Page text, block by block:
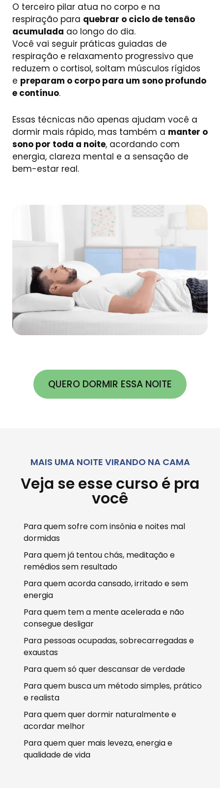
O terceiro pilar atua no corpo e na
respiração para quebrar o ciclo de tensão
acumulada ao longo do dia.
Você vai seguir práticas guiadas de
respiração e relaxamento progressivo que
reduzem o cortisol, soltam músculos rígidos
e preparam o corpo para um sono profundo
e contínuo.
Essas técnicas não apenas ajudam você a
dormir mais rápido, mas também a manter o
sono por toda a noite, acordando com
energia, clareza mental e a sensação de
bem-estar real.
QUERO DORMIR ESSA NOITE
MAIS UMA NOITE VIRANDO NA CAMA
Veja se esse curso é pra
você
Para quem sofre com insônia e noites mal
dormidas
Para quem já tentou chás, meditação e
remédios sem resultado
Para quem acorda cansado, irritado e sem
energia
Para quem tem a mente acelerada e não
consegue desligar
Para pessoas ocupadas, sobrecarregadas e
exaustas
Para quem só quer descansar de verdade
Para quem busca um método simples, prático
e realista
Para quem quer dormir naturalmente e
acordar melhor
Para quem quer mais leveza, energia e
qualidade de vida